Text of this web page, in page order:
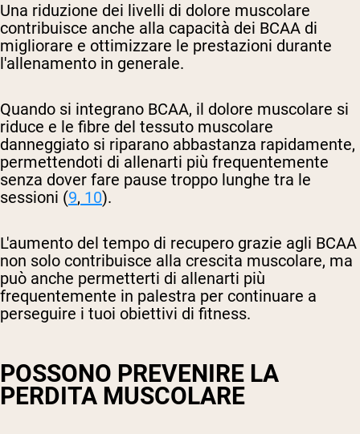
Una riduzione dei livelli di dolore muscolare
contribuisce anche alla capacità dei BCAA di
migliorare e ottimizzare le prestazioni durante
l'allenamento in generale.
Quando si integrano BCAA, il dolore muscolare si
riduce e le fibre del tessuto muscolare
danneggiato si riparano abbastanza rapidamente,
permettendoti di allenarti più frequentemente
senza dover fare pause troppo lunghe tra le
sessioni (9, 10).
L'aumento del tempo di recupero grazie agli BCAA
non solo contribuisce alla crescita muscolare, ma
può anche permetterti di allenarti più
frequentemente in palestra per continuare a
perseguire i tuoi obiettivi di fitness.
POSSONO PREVENIRE LA
PERDITA MUSCOLARE